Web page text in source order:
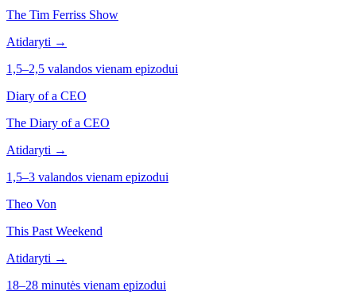
The Tim Ferriss Show
Atidaryti →
1,5–2,5 valandos vienam epizodui
Diary of a CEO
The Diary of a CEO
Atidaryti →
1,5–3 valandos vienam epizodui
Theo Von
This Past Weekend
Atidaryti →
18–28 minutės vienam epizodui